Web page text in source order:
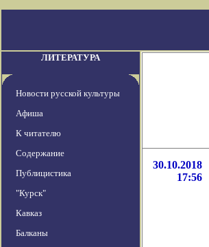
ЛИТЕРАТУРА
Новости русской культуры
Афиша
К читателю
Содержание
Публицистика
"Курск"
Кавказ
Балканы
30.10.2018
17:56